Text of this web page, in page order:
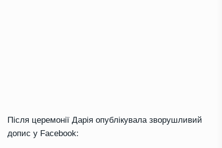
Після церемонії Дарія опублікувала зворушливий
допис у Facebook: